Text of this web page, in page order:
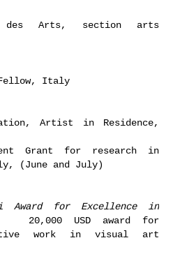
des Arts, section arts
Italy
Artist in Residence,
Grant for research in
(June and July)
Award for Excellence in
20,000 USD award for
work in visual art